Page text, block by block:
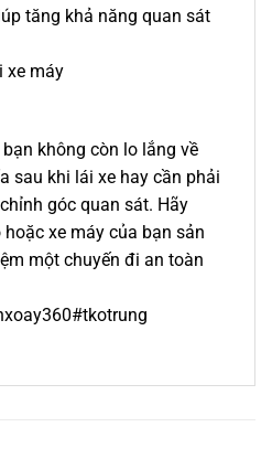
tăng khả năng quan sát
xe máy
không còn lo lắng về
sau khi lái xe hay cần phải
góc quan sát. Hãy
xe máy của bạn sản
một chuyến đi an toàn